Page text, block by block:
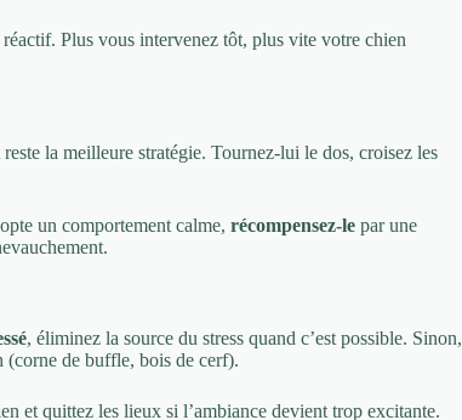
Plus vous intervenez tôt, plus vite votre chien
reste la meilleure stratégie. Tournez-lui le dos, croisez les
un comportement calme, récompensez-le par une
, éliminez la source du stress quand c’est possible. Sinon,
(corne de buffle, bois de cerf).
et quittez les lieux si l’ambiance devient trop excitante.